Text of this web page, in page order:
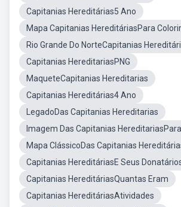
Capitanias Hereditárias5 Ano
Mapa Capitanias HereditáriasPara Colorir
Rio Grande Do NorteCapitanias
Capitanias HereditariasPNG
MaqueteCapitanias Hereditarias
Capitanias Hereditárias4 Ano
LegadoDas Capitanias Hereditarias
Imagem Das Capitanias
Mapa ClássicoDas Capitanias
Capitanias HereditáriasE Seus
Capitanias HereditáriasQuantas Eram
Capitanias HereditáriasAtividades